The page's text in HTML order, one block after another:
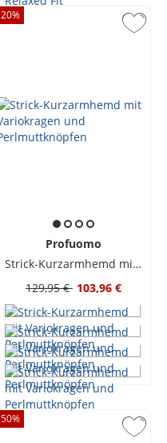
20%
Profuomo
Strick-Kurzarmhemd mit Variokragen und Perlmuttknöpfen
129,95 € 103,96 €
50%